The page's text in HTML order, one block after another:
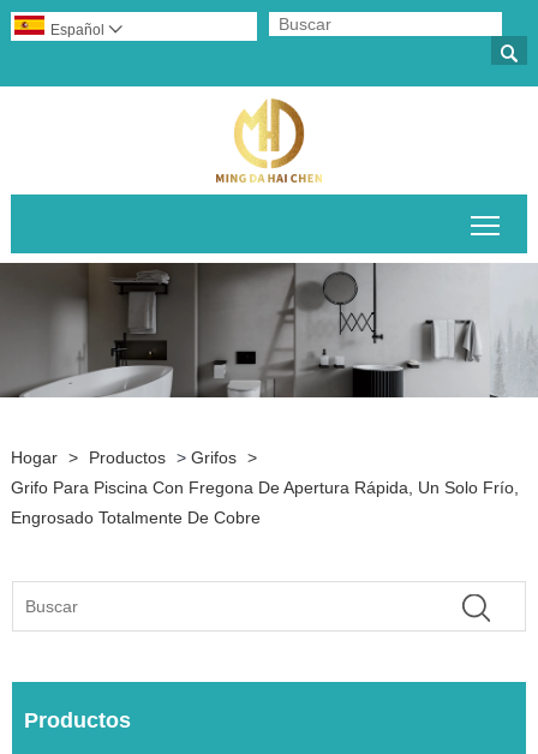

Español 
Hogar > Productos > Grifos >
Grifo Para Piscina Con Fregona De Apertura Rápida, Un Solo Frío,
Engrosado Totalmente De Cobre
Productos